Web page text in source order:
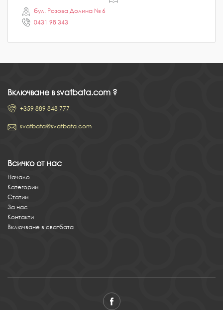
бул. Розова Долина № 6
0431 98 343
Включване в svatbata.com ?
+359 889 848 777
svatbata@svatbata.com
Всичко от нас
Начало
Категории
Статии
За нас
Контакти
Включване в сватбата